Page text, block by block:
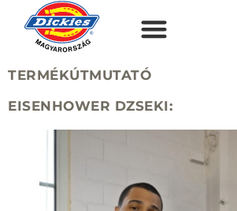
TERMÉKÚTMUTATÓ
EISENHOWER DZSEKI: